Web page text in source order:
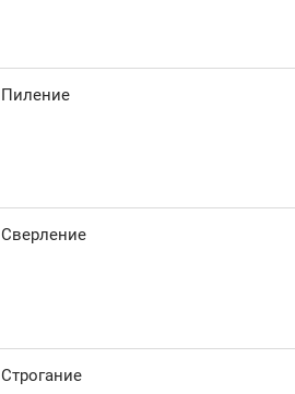
Пиление
Сверление
Строгание